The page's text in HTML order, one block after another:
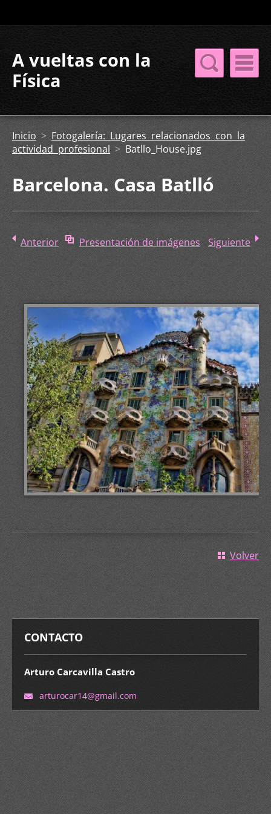
A vueltas con la
Física
Inicio > Fotogalería: Lugares relacionados con la
actividad profesional > Batllo_House.jpg
Barcelona. Casa Batlló
Anterior Presentación de imágenes Siguiente
Volver
CONTACTO
Arturo Carcavilla Castro
arturocar14@gmail.com